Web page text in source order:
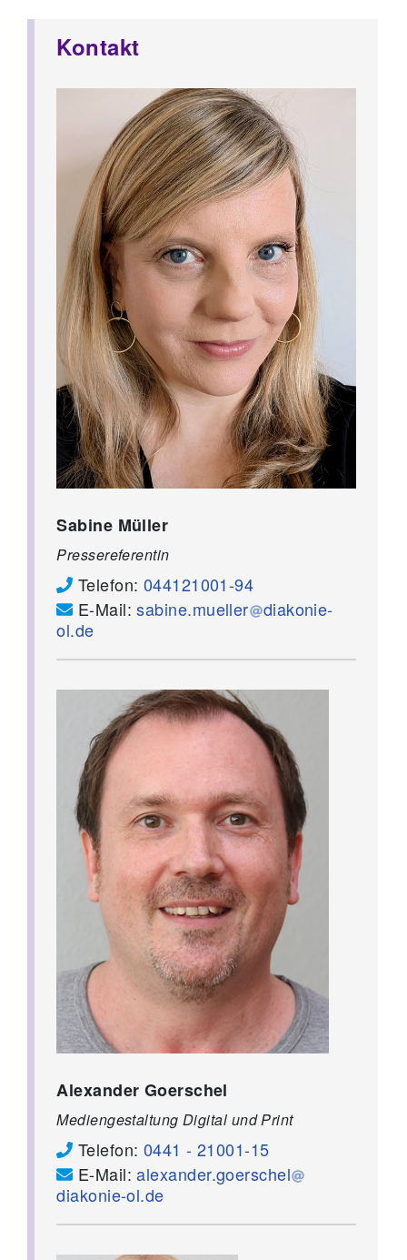
Kontakt
Sabine Müller
Pressereferentin
Telefon: 044121001-94
E-Mail:sabine.mueller
diakonie-
ol.de
Alexander Goerschel
Mediengestaltung Digital und Print
Telefon: 0441 - 21001-15
E-Mail:alexander.goerschel
diakonie-ol.de